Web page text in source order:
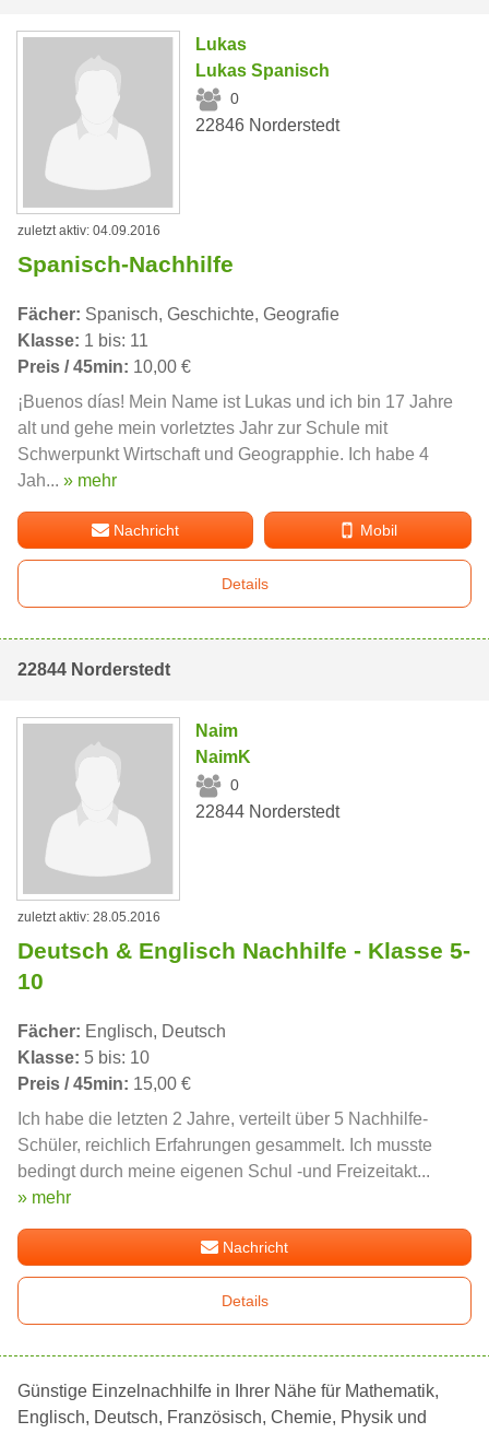
Lukas
Lukas Spanisch
0
22846 Norderstedt
zuletzt aktiv: 04.09.2016
Spanisch-Nachhilfe
Fächer: Spanisch, Geschichte, Geografie
Klasse: 1 bis: 11
Preis / 45min: 10,00 €
¡Buenos días! Mein Name ist Lukas und ich bin 17 Jahre
alt und gehe mein vorletztes Jahr zur Schule mit
Schwerpunkt Wirtschaft und Geograpphie. Ich habe 4
Jah... » mehr
Nachricht Mobil
Details
22844 Norderstedt
Naim
NaimK
0
22844 Norderstedt
zuletzt aktiv: 28.05.2016
Deutsch & Englisch Nachhilfe - Klasse 5-
10
Fächer: Englisch, Deutsch
Klasse: 5 bis: 10
Preis / 45min: 15,00 €
Ich habe die letzten 2 Jahre, verteilt über 5 Nachhilfe-
Schüler, reichlich Erfahrungen gesammelt. Ich musste
bedingt durch meine eigenen Schul -und Freizeitakt...
» mehr
Nachricht
Details
Günstige Einzelnachhilfe in Ihrer Nähe für Mathematik,
Englisch, Deutsch, Französisch, Chemie, Physik und